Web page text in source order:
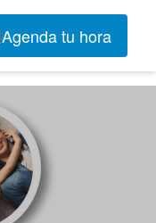
Agenda tu hora